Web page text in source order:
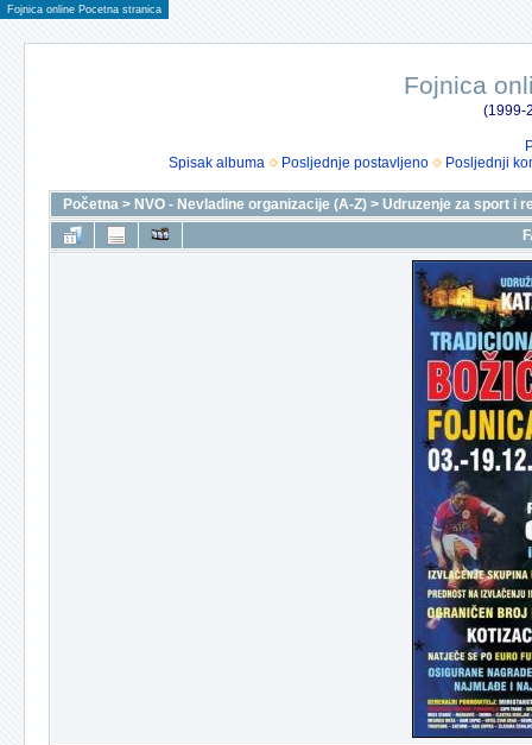
Fojnica online Pocetna stranica
Fojnica
(1999-
Spisak albuma
Posljednje postavljeno Posljednji
Početna > NVO - Nevladine organizacije (A-Z) > Udruzenje za sport i